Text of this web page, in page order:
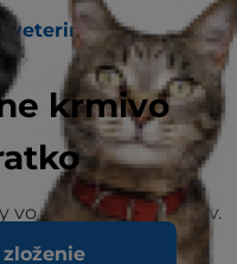
krmivo
veterinára
vo veku 7 a viac rokov.